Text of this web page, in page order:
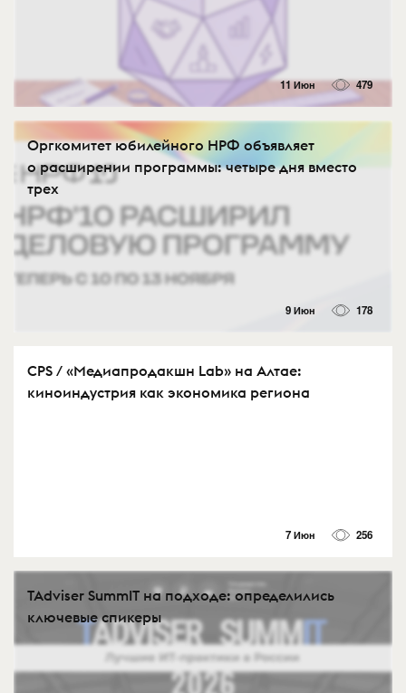
11 Июн 479
Оргкомитет юбилейного НРФ объявляет
о расширении программы: четыре дня вместо
трех
9 Июн 178
CPS / «Медиапродакшн Lab» на Алтае:
киноиндустрия как экономика региона
7 Июн 256
TAdviser SummIT на подходе: определились
ключевые спикеры